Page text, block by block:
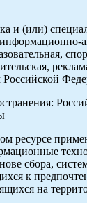
и (или)
Российской
ресурсе
сбора,
к
на